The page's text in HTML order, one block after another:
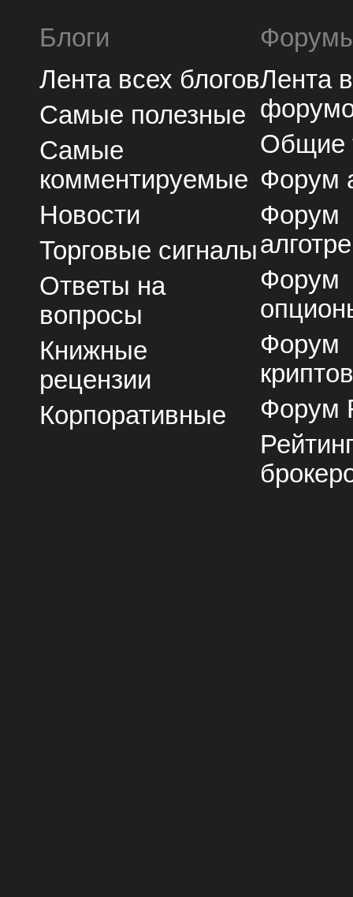
Блоги
Лента всех блогов
Самые полезные
Самые
комментируемые
Новости
Торговые сигналы
Ответы на
вопросы
Книжные
рецензии
Корпоративные
Лента
Общие
Форум
Форум
Форум
Форум
Форум